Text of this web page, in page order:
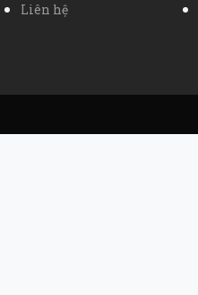
Liên hệ